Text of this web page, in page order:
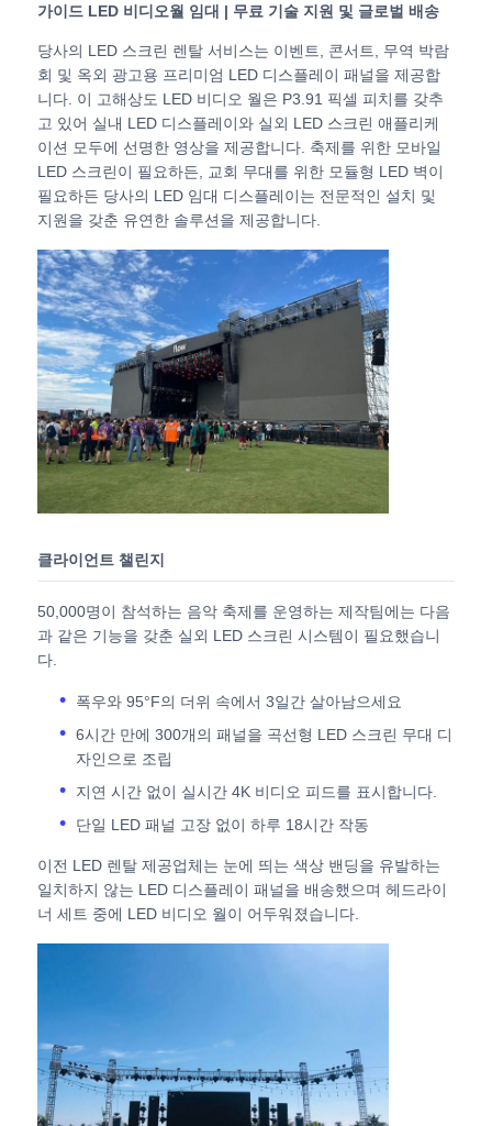
제품
비디오
VR 쇼
회사 소개
공장 견학
품질 관리
문의하기
뉴스
사례
견적 요청
LED 비디오 월 디스플레이
LED 디스플레이 화면
연주회는 스크린을 이끌었습니다
COB LED 비디오 월
투명한 LED 디스플레이
가이드 LED 비디오월 임대 | 무료 기술 지원 및 글로벌 배송
당사의 LED 스크린 렌탈 서비스는 이벤트, 콘서트, 무역 박람
회 및 옥외 광고용 프리미엄 LED 디스플레이 패널을 제공합
니다. 이 고해상도 LED 비디오 월은 P3.91 픽셀 피치를 갖추
고 있어 실내 LED 디스플레이와 실외 LED 스크린 애플리케
이션 모두에 선명한 영상을 제공합니다. 축제를 위한 모바일
LED 스크린이 필요하든, 교회 무대를 위한 모듈형 LED 벽이
필요하든 당사의 LED 임대 디스플레이는 전문적인 설치 및
지원을 갖춘 유연한 솔루션을 제공합니다.
클라이언트 챌린지
50,000명이 참석하는 음악 축제를 운영하는 제작팀에는 다음
과 같은 기능을 갖춘 실외 LED 스크린 시스템이 필요했습니
다.
폭우와 95°F의 더위 속에서 3일간 살아남으세요
6시간 만에 300개의 패널을 곡선형 LED 스크린 무대 디
자인으로 조립
지연 시간 없이 실시간 4K 비디오 피드를 표시합니다.
단일 LED 패널 고장 없이 하루 18시간 작동
이전 LED 렌탈 제공업체는 눈에 띄는 색상 밴딩을 유발하는
일치하지 않는 LED 디스플레이 패널을 배송했으며 헤드라이
너 세트 중에 LED 비디오 월이 어두워졌습니다.